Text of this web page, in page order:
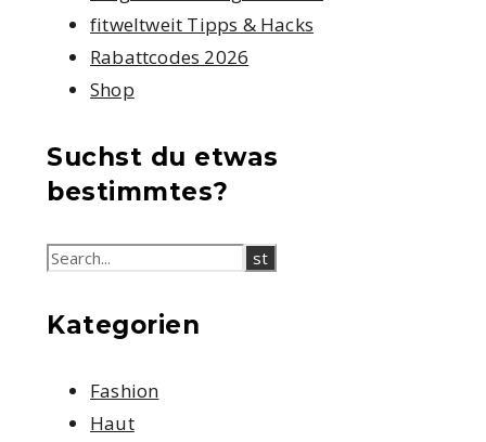
fitweltweit Tipps & Hacks
Rabattcodes 2026
Shop
Suchst du etwas
bestimmtes?
Kategorien
Fashion
Haut